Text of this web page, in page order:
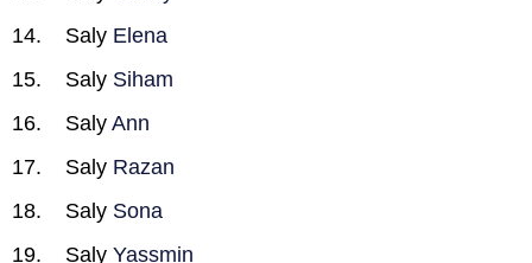
Saly Elena
Saly Siham
Saly Ann
Saly Razan
Saly Sona
Saly Yassmin